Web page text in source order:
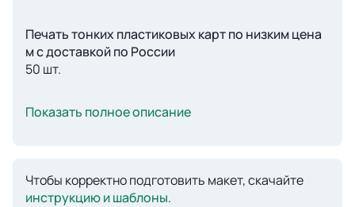
Печать тонких пластиковых карт по низким цена
м с доставкой по России
50 шт.
Показать полное описание
Чтобы корректно подготовить макет, скачайте
инструкцию и шаблоны.